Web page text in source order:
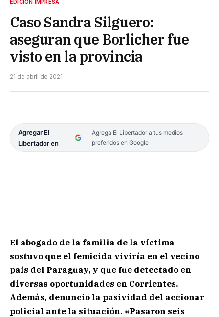
EDICIÓN IMPRESA
Caso Sandra Silguero:
aseguran que Borlicher fue
visto en la provincia
21 de abril de 2021
Agregar El
Libertador en
Agrega El Libertador a tus medios
preferidos en Google
El abogado de la familia de la víctima
sostuvo que el femicida viviría en el vecino
país del Paraguay, y que fue detectado en
diversas oportunidades en Corrientes.
Además, denunció la pasividad del accionar
policial ante la situación. «Pasaron seis